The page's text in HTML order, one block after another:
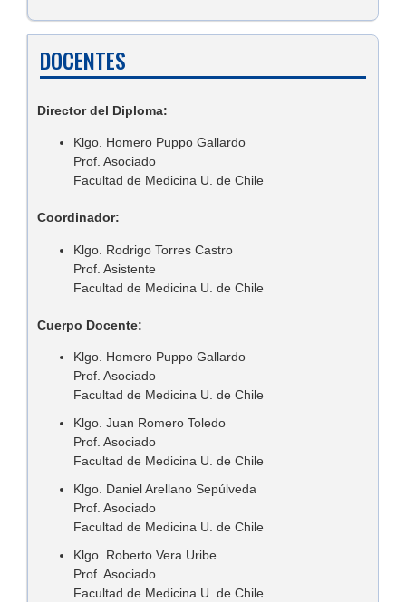
DOCENTES
Director del Diploma:
Klgo. Homero Puppo Gallardo
Prof. Asociado
Facultad de Medicina U. de Chile
Coordinador:
Klgo. Rodrigo Torres Castro
Prof. Asistente
Facultad de Medicina U. de Chile
Cuerpo Docente:
Klgo. Homero Puppo Gallardo
Prof. Asociado
Facultad de Medicina U. de Chile
Klgo. Juan Romero Toledo
Prof. Asociado
Facultad de Medicina U. de Chile
Klgo. Daniel Arellano Sepúlveda
Prof. Asociado
Facultad de Medicina U. de Chile
Klgo. Roberto Vera Uribe
Prof. Asociado
Facultad de Medicina U. de Chile